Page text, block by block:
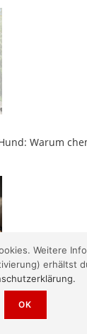
Warum
entsteht etwas
Weitere
erhältst
OK